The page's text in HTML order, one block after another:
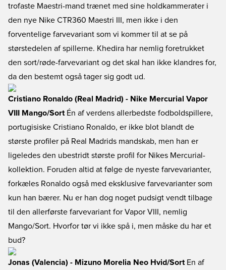
trofaste Maestri-mand trænet med sine holdkammerater i
den nye Nike CTR360 Maestri III, men ikke i den
forventelige farvevariant som vi kommer til at se på
størstedelen af spillerne. Khedira har nemlig foretrukket
den sort/røde-farvevariant og det skal han ikke klandres for,
da den bestemt også tager sig godt ud.
Cristiano Ronaldo (Real Madrid) - Nike Mercurial Vapor
VIII Mango/Sort Én af verdens allerbedste fodboldspillere,
portugisiske Cristiano Ronaldo, er ikke blot blandt de
største profiler på Real Madrids mandskab, men han er
ligeledes den ubestridt største profil for Nikes Mercurial-
kollektion. Foruden altid at følge de nyeste farvevarianter,
forkæles Ronaldo også med eksklusive farvevarianter som
kun han bærer. Nu er han dog noget pudsigt vendt tilbage
til den allerførste farvevariant for Vapor VIII, nemlig
Mango/Sort. Hvorfor tør vi ikke spå i, men måske du har et
bud?
Jonas (Valencia) - Mizuno Morelia Neo Hvid/Sort En af